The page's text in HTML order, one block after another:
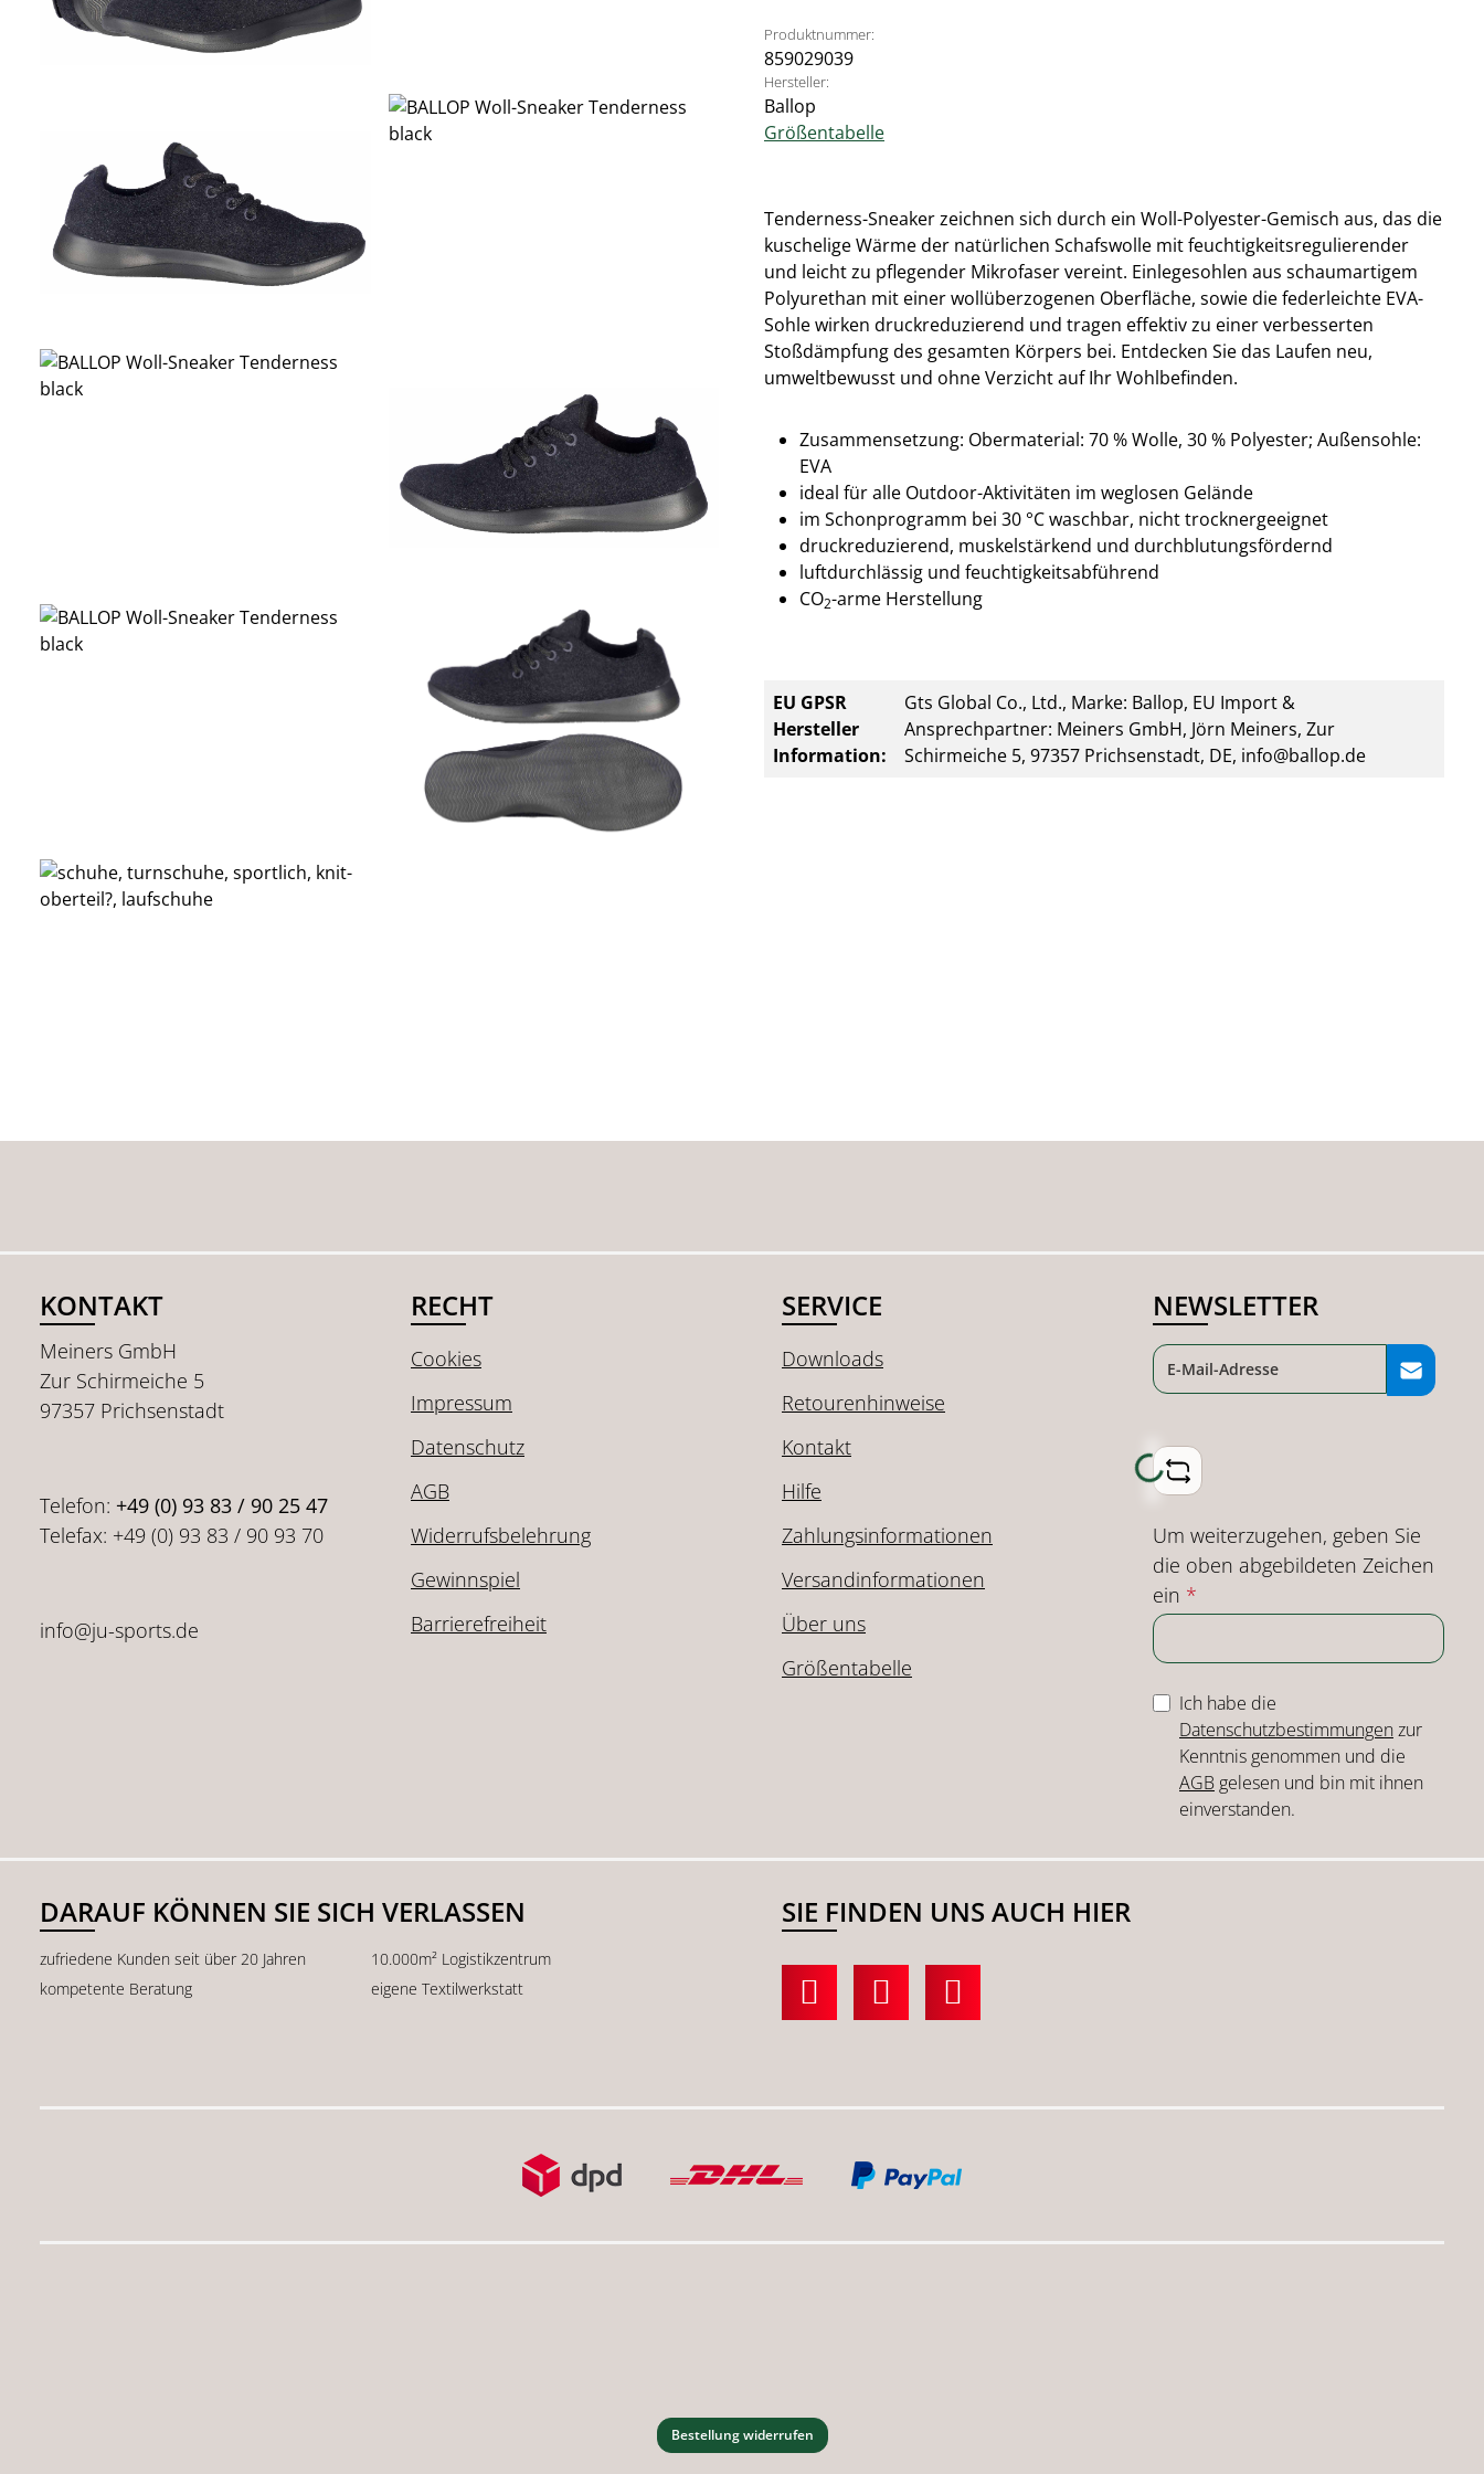
Produktnummer:
859029039
Hersteller:
Ballop
Größentabelle
Tenderness-Sneaker zeichnen sich durch ein Woll-Polyester-Gemisch aus, das die
kuschelige Wärme der natürlichen Schafswolle mit feuchtigkeitsregulierender
und leicht zu pflegender Mikrofaser vereint. Einlegesohlen aus schaumartigem
Polyurethan mit einer wollüberzogenen Oberfläche, sowie die federleichte EVA-
Sohle wirken druckreduzierend und tragen effektiv zu einer verbesserten
Stoßdämpfung des gesamten Körpers bei. Entdecken Sie das Laufen neu,
umweltbewusst und ohne Verzicht auf Ihr Wohlbefinden.
Zusammensetzung: Obermaterial: 70 % Wolle, 30 % Polyester; Außensohle:
EVA
ideal für alle Outdoor-Aktivitäten im weglosen Gelände
im Schonprogramm bei 30 °C waschbar, nicht trocknergeeignet
druckreduzierend, muskelstärkend und durchblutungsfördernd
luftdurchlässig und feuchtigkeitsabführend
CO2-arme Herstellung
EU GPSR
Hersteller
Information:
Gts Global Co., Ltd., Marke: Ballop, EU Import &
Ansprechpartner: Meiners GmbH, Jörn Meiners, Zur
Schirmeiche 5, 97357 Prichsenstadt, DE, info@ballop.de
KONTAKT
Meiners GmbH
Zur Schirmeiche 5
97357 Prichsenstadt
Telefon: +49 (0) 93 83 / 90 25 47
Telefax: +49 (0) 93 83 / 90 93 70
info@ju-sports.de
RECHT
Cookies
Impressum
Datenschutz
AGB
Widerrufsbelehrung
Gewinnspiel
Barrierefreiheit
SERVICE
Downloads
Retourenhinweise
Kontakt
Hilfe
Zahlungsinformationen
Versandinformationen
Über uns
Größentabelle
NEWSLETTER
Loading...
Um weiterzugehen, geben Sie
die oben abgebildeten Zeichen
ein *
Ich habe die
Datenschutzbestimmungenzur
Kenntnis genommen und die
AGB gelesen und bin mit ihnen
einverstanden.
DARAUF KÖNNEN SIE SICH VERLASSEN
zufriedene Kunden seit über 20 Jahren
10.000m² Logistikzentrum
kompetente Beratung
eigene Textilwerkstatt
SIE FINDEN UNS AUCH HIER
Bestellung widerrufen